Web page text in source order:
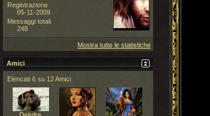
Registrazione
05-11-2009
Messaggi totali
248
Mostra tutte le statistiche
Amici
Elencati 6 su 12 Amici